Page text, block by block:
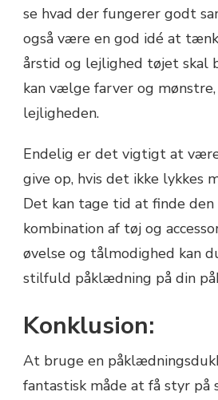
se hvad der fungerer godt
også være en god idé at
årstid og lejlighed tøjet skal
kan vælge farver og
lejligheden.
Endelig er det vigtigt at
give op, hvis det ikke lykkes
Det kan tage tid at finde
kombination af tøj og
øvelse og tålmodighed kan
stilfuld påklædning på din
Konklusion:
At bruge en
fantastisk måde at få styr på